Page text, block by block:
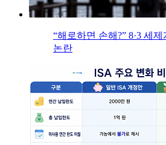
“해로하면 손해?” 8·3 세
논란